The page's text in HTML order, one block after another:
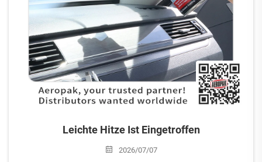
Leichte Hitze Ist Eingetroffen
2026/07/07